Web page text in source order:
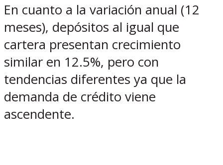
En cuanto a la variación anual (12
meses), depósitos al igual que
cartera presentan crecimiento
similar en 12.5%, pero con
tendencias diferentes ya que la
demanda de crédito viene
ascendente.